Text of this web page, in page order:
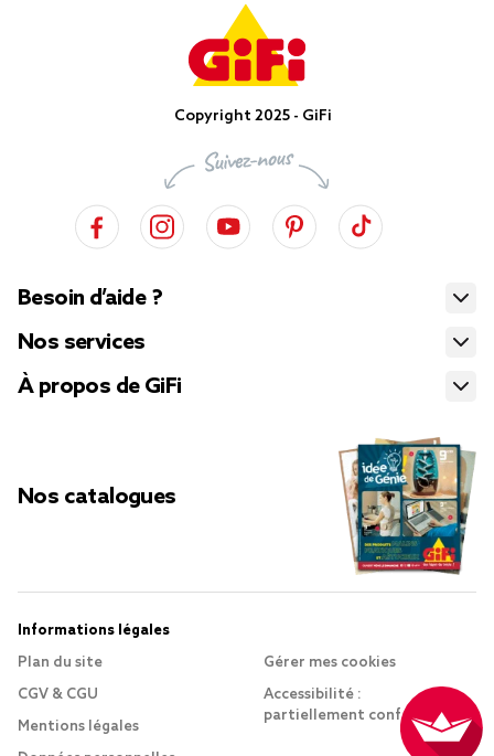
Copyright 2025 - GiFi
Besoin d’aide ?
Nos services
À propos de GiFi
Nos catalogues
Informations légales
Plan du site
CGV & CGU
Mentions légales
Gérer mes cookies
Accessibilité :
partiellement conforme